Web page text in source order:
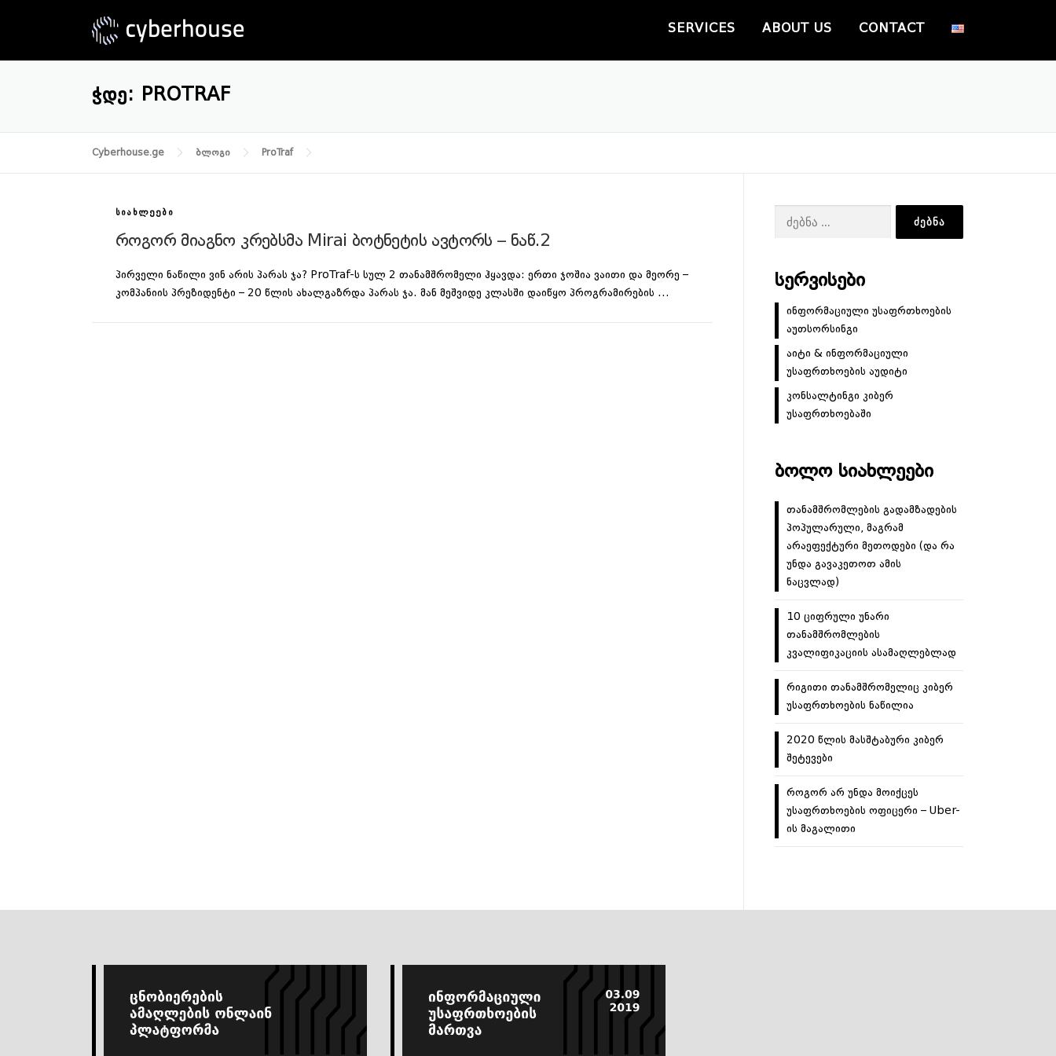
SERVICES ABOUT US CONTACT
ᲭᲓᲔ: PROTRAF
Cyberhouse.ge ბლოგი ProTraf
ᲡᲘᲐᲮᲚᲔᲔᲑᲘ
როგორ მიაგნო კრებსმა Mirai ბოტნეტის ავტორს – ნაწ.2
პირველი ნაწილი ვინ არის პარას ჯა? ProTraf-ს სულ 2 თანამშრომელი ჰყავდა: ერთი ჯოშია ვაითი და მეორე –
კომპანიის პრეზიდენტი – 20 წლის ახალგაზრდა პარას ჯა. მან მეშვიდე კლასში დაიწყო პროგრამირების …
ძებნა:
ᲡᲔᲠᲕᲘᲡᲔᲑᲘ
ინფორმაციული უსაფრთხოების
აუთსორსინგი
აიტი & ინფორმაციული
უსაფრთხოების აუდიტი
კონსალტინგი კიბერ
უსაფრთხოებაში
ᲑᲝᲚᲝ ᲡᲘᲐᲮᲚᲔᲔᲑᲘ
თანამშრომლების გადამზადების
პოპულარული, მაგრამ
არაეფექტური მეთოდები (და რა
უნდა გავაკეთოთ ამის
ნაცვლად)
10 ციფრული უნარი
თანამშრომლების
კვალიფიკაციის ასამაღლებლად
რიგითი თანამშრომელიც კიბერ
უსაფრთხოების ნაწილია
2020 წლის მასშტაბური კიბერ
შეტევები
როგორ არ უნდა მოიქცეს
უსაფრთხოების ოფიცერი – Uber-
ის მაგალითი